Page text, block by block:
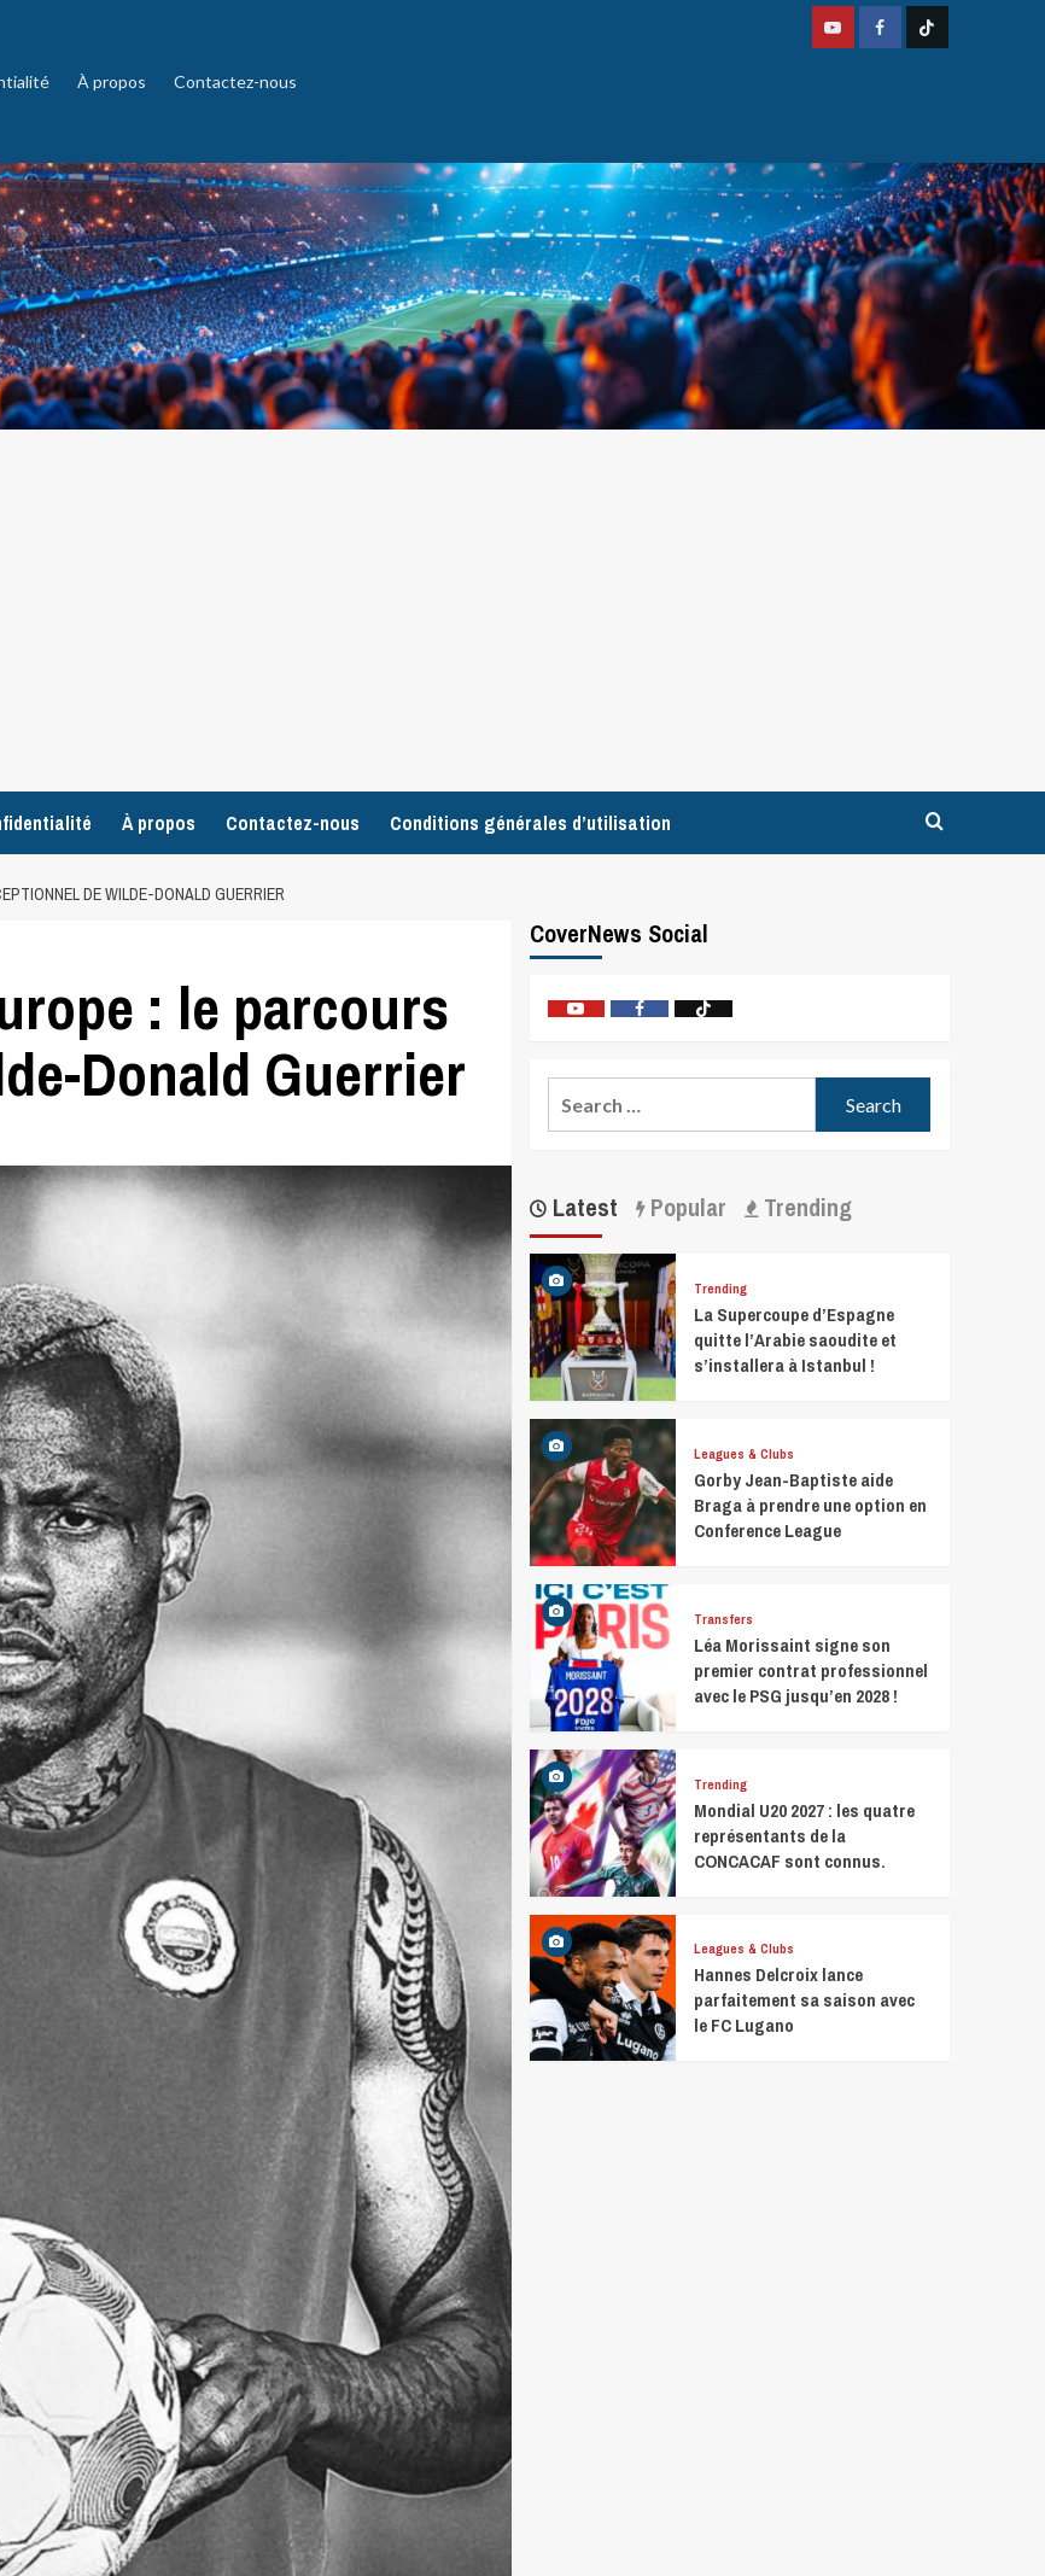
À propos Contactez-nous
À propos Contactez-nous Conditions générales d’utilisation
DE WILDE-DONALD GUERRIER
: le parcours
Donald Guerrier
CoverNews Social
Latest Popular Trending
Trending
La Supercoupe d’Espagne
quitte l’Arabie saoudite et
s’installera à Istanbul !
Leagues & Clubs
Gorby Jean-Baptiste aide
Braga à prendre une option en
Conference League
Transfers
Léa Morissaint signe son
premier contrat professionnel
avec le PSG jusqu’en 2028 !
Trending
Mondial U20 2027 : les quatre
représentants de la
CONCACAF sont connus.
Leagues & Clubs
Hannes Delcroix lance
parfaitement sa saison avec
le FC Lugano